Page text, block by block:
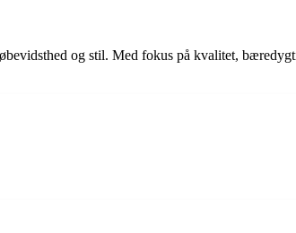
og stil. Med fokus på kvalitet,